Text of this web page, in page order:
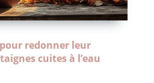
redonner leur
cuites à l’eau